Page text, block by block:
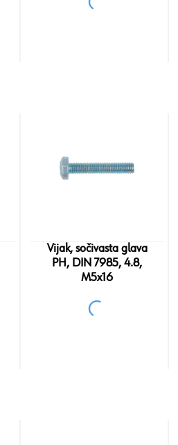
Vijak, sočivasta glava
PH, DIN 7985, 4.8,
M5x16